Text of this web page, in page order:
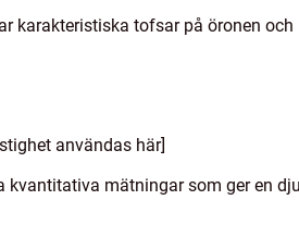
karakteristiska tofsar på öronen och
användas här]
mätningar som ger en